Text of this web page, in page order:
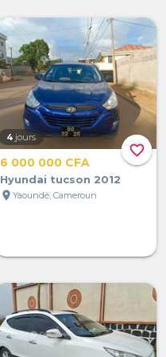
favorite_border
4 jours
6 000 000 CFA
Hyundai tucson 2012
location_on Yaoundé, Cameroun